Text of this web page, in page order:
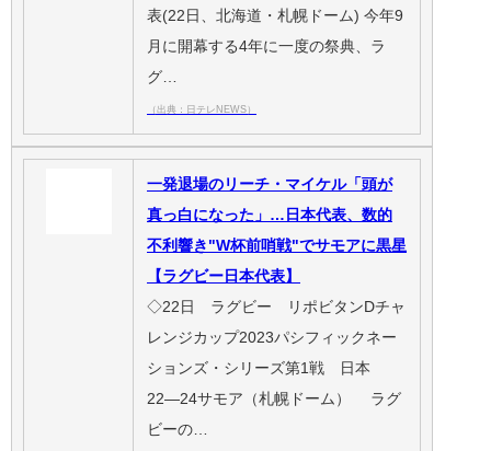
表(22日、北海道・札幌ドーム) 今年9
月に開幕する4年に一度の祭典、ラ
グ…
（出典：日テレNEWS）
一発退場のリーチ・マイケル「頭が
真っ白になった」…日本代表、数的
不利響き"W杯前哨戦"でサモアに黒星
【ラグビー日本代表】
◇22日 ラグビー リポビタンDチャ
レンジカップ2023パシフィックネー
ションズ・シリーズ第1戦 日本
22―24サモア（札幌ドーム） ラグ
ビーの…